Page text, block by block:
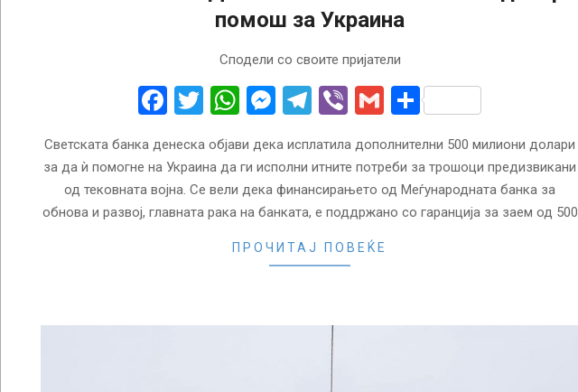
помош за Украина
Сподели со своите пријатели
Facebook
Twitter
WhatsApp
Messenger
Telegram
ViberGmailShare
Светската банка денеска објави дека исплатила дополнителни 500 милиони долари
за да ѝ помогне на Украина да ги исполни итните потреби за трошоци предизвикани
од тековната војна. Се вели дека финансирањето од Меѓународната банка за
обнова и развој, главната рака на банката, е поддржано со гаранција за заем од 500
ПРОЧИТАЈ ПОВЕЌЕ